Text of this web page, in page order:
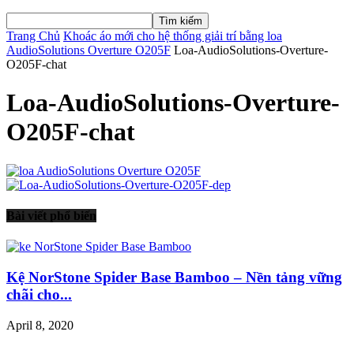
Trang Chủ Khoác áo mới cho hệ thống giải trí bằng loa
AudioSolutions Overture O205F Loa-AudioSolutions-Overture-
O205F-chat
Loa-AudioSolutions-Overture-
O205F-chat
Bài viết phổ biến
Kệ NorStone Spider Base Bamboo – Nền tảng vững
chãi cho...
April 8, 2020